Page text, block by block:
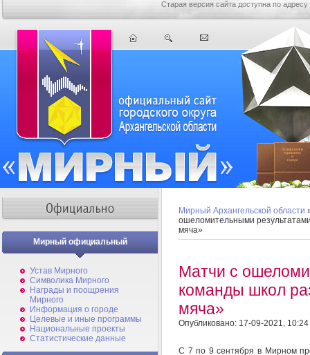
Старая версия сайта доступна по адресу
Мирный официальный
Устав Мирного
Символика Мирного
Награды и поощрения
Мирного
Информация о городе
Целевые и иные программы
Национальные проекты
Статистические данные
Мирный Архангельской области
ошеломительными
мяча»
Матчи с
команды школ
мяча»
Опубликовано: 17-09-2021, 10:24
С 7 по 9 сентября в Мирном